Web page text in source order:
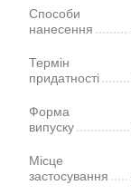
Способи
нанесення
Термін
придатності
Форма
випуску
Місце
застосування